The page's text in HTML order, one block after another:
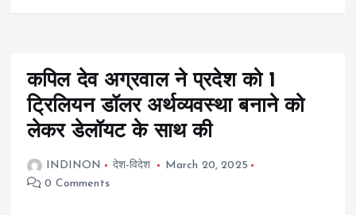
कपिल देव अग्रवाल ने प्रदेश को 1
ट्रिलियन डॉलर अर्थव्यवस्था बनाने को
लेकर डेलॉयट के साथ की
INDINON देश-विदेश
March 20, 2025
0 Comments